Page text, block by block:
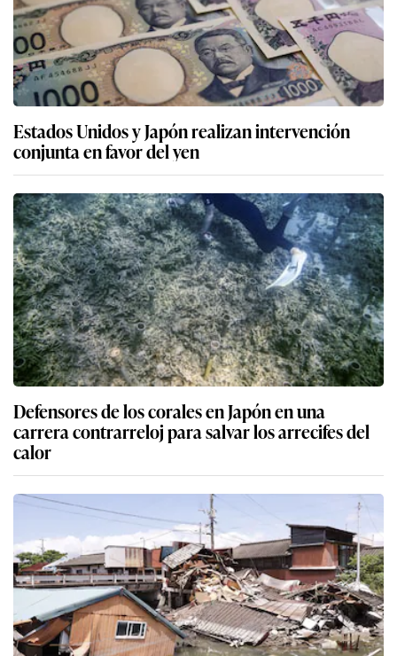
Estados Unidos y Japón realizan intervención
conjunta en favor del yen
Defensores de los corales en Japón en una
carrera contrarreloj para salvar los arrecifes del
calor